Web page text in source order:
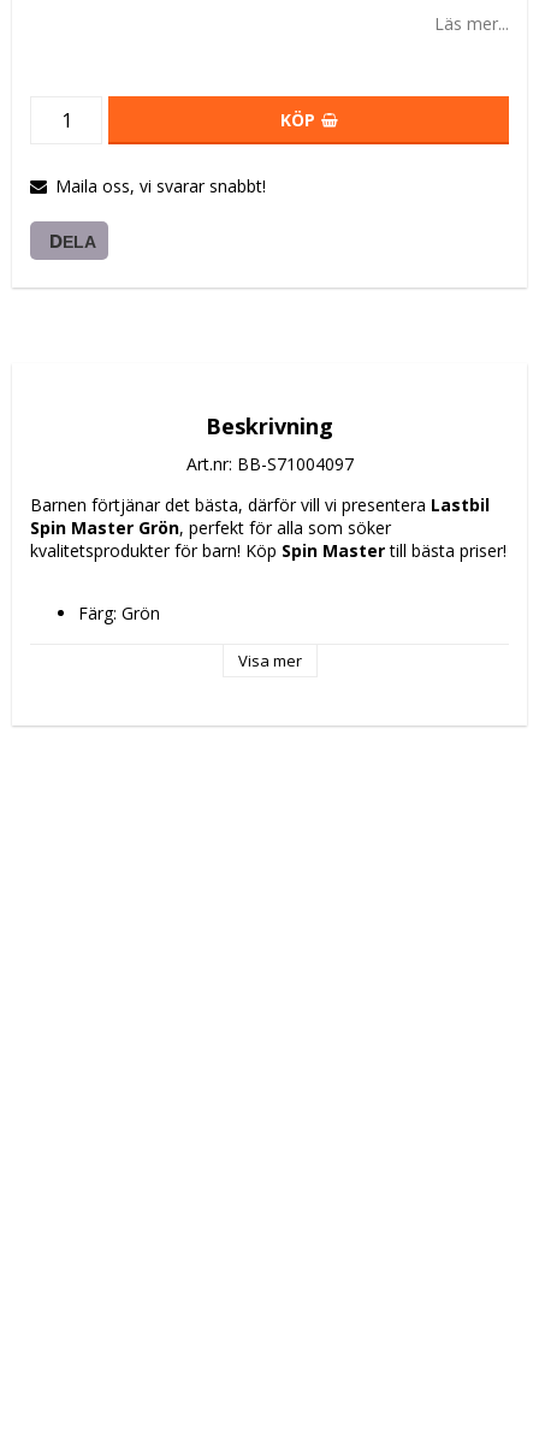
Läs mer...
KÖP
Maila oss, vi svarar snabbt!
DELA
Beskrivning
Art.nr: BB-S71004097
Barnen förtjänar det bästa, därför vill vi presentera Lastbil
Spin Master Grön, perfekt för alla som söker
kvalitetsprodukter för barn! Köp Spin Master till bästa priser!
Färg: Grön
Visa mer